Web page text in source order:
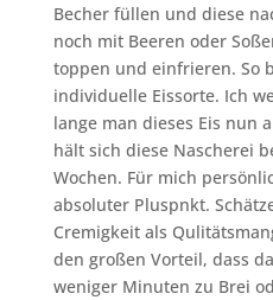
Becher füllen und diese
noch mit Beeren oder
toppen und einfrieren. So
individuelle Eissorte. Ich
lange man dieses Eis nun
hält sich diese Nascherei
Wochen. Für mich
absoluter Pluspnkt.
Cremigkeit als
den großen Vorteil, dass
weniger Minuten zu Brei